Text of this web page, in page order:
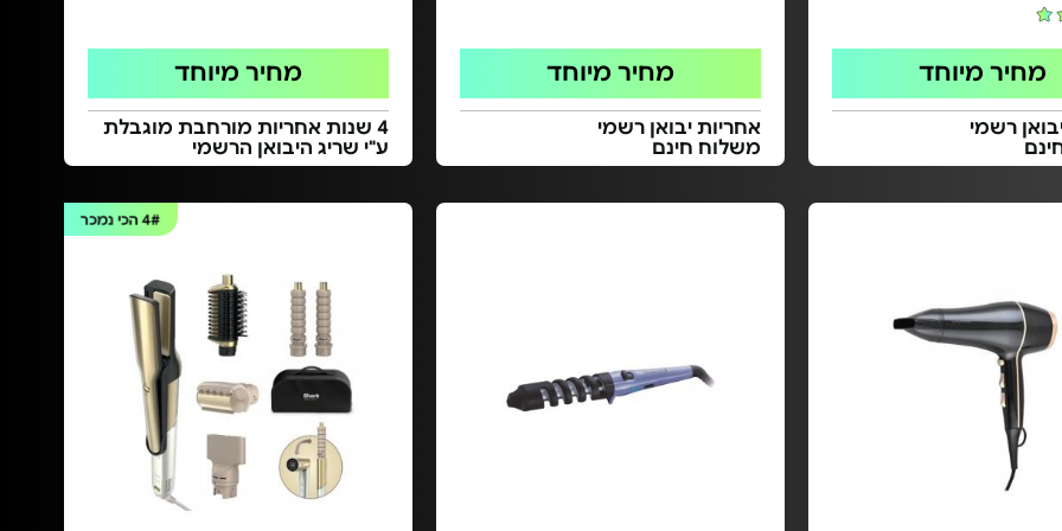
מחיר מיוחד
רשמי
מחיר מיוחד
אחריות יבואן רשמי
משלוח חינם
מחיר מיוחד
4 שנות אחריות מורחבת מוגבלת
ע"י שריג היבואן הרשמי
4#הכי נמכר